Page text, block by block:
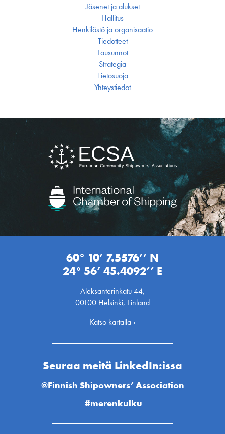
Jäsenet ja alukset
Hallitus
Henkilöstö ja organisaatio
Tiedotteet
Lausunnot
Strategia
Tietosuoja
Yhteystiedot
60° 10’ 7.5576’’ N
24° 56’ 45.4092’’ E
Aleksanterinkatu 44,
00100 Helsinki, Finland
Katso kartalla ›
Seuraa meitä LinkedIn:issa
@Finnish Shipowners’ Association
#merenkulku